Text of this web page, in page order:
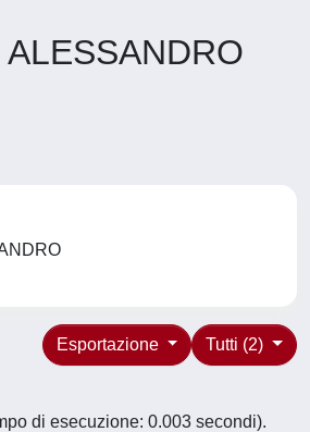
Tutti (2)
Esportazione
di esecuzione: 0.003 secondi).